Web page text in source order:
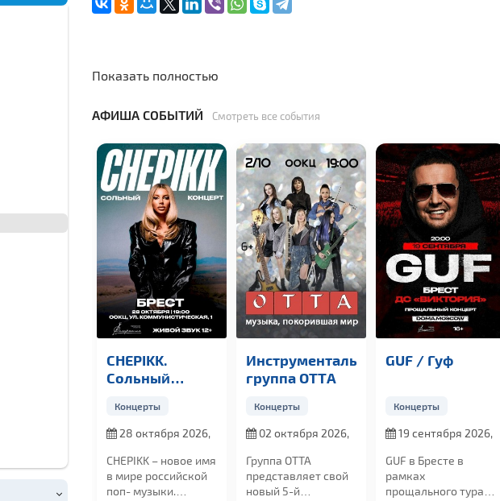
Показать полностью
АФИША СОБЫТИЙ Смотреть все события
CHEPIKK.
Сольный
Концерты
28 октября 2026,
CHEPIKK – новое имя
в мире российской
поп- музыки.
Инструментальная
группа OTTА
Концерты
02 октября 2026,
Группа ОТТА
представляет свой
новый 5-й
GUF / Гуф
Концерты
19 сентября 2026,
GUF в Бресте в
рамках
прощального тура!